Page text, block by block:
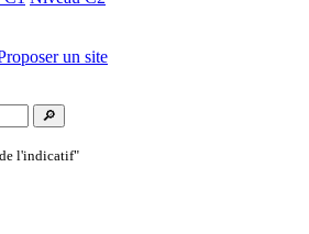
un site
🔎
l'indicatif"